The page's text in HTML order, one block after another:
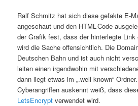
Ralf Schmitz hat sich diese gefakte E-
angeschaut und den HTML-Code
der Grafik fest, dass der hinterlegte
wird die Sache offensichtlich. Die
Deutschen Bahn und ist auch nicht
leiten einen irgendwohin mit
dann liegt etwas im „.well-known“
Cyberangriffen auskennt weiß, dass
LetsEncrypt verwendet wird.